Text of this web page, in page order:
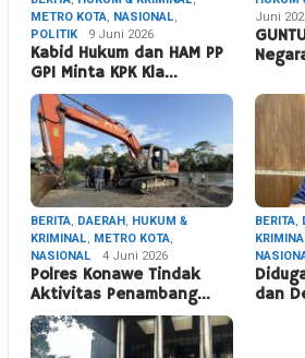
METRO KOTA, NASIONAL,
POLITIK
9 Juni 2026
Kabid Hukum dan HAM PP
GPI Minta KPK Kla…
Juni
BERITA, DAERAH, HUKUM &
KRIMINAL, METRO KOTA,
NASIONAL
4 Juni 2026
Polres Konawe Tindak
Aktivitas Penambang…
BERITA,
dan